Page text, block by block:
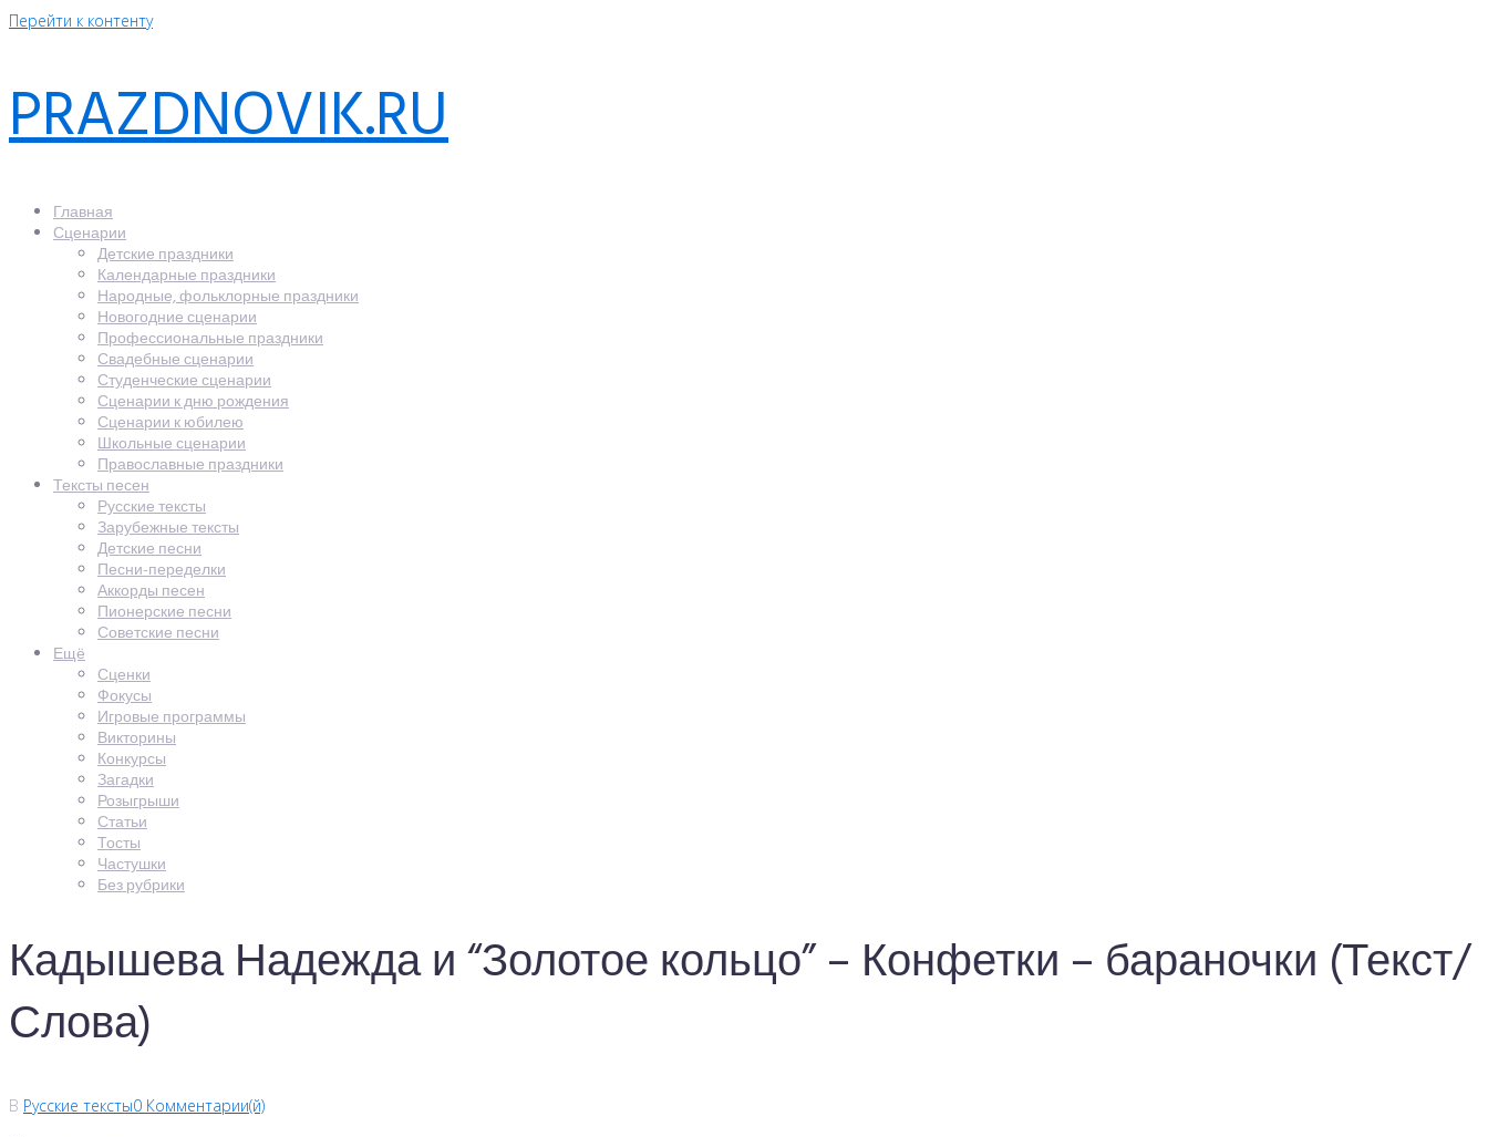
Перейти к контенту
PRAZDNOVIK.RU
Главная
Сценарии
Детские праздники
Календарные праздники
Народные, фольклорные праздники
Новогодние сценарии
Профессиональные праздники
Свадебные сценарии
Студенческие сценарии
Сценарии к дню рождения
Сценарии к юбилею
Школьные сценарии
Православные праздники
Тексты песен
Русские тексты
Зарубежные тексты
Детские песни
Песни-переделки
Аккорды песен
Пионерские песни
Советские песни
Ещё
Сценки
Фокусы
Игровые программы
Викторины
Конкурсы
Загадки
Розыгрыши
Статьи
Тосты
Частушки
Без рубрики
Кадышева Надежда и “Золотое кольцо” – Конфетки – бараночки (Текст/
Слова)
В Русские тексты0 Комментарии(й)